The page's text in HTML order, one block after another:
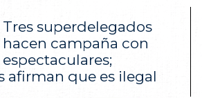
Tres superdelegados
hacen campaña con
espectaculares;
afirman que es ilegal